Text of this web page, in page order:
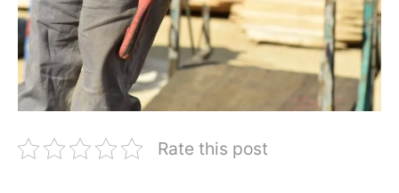
Rate this post